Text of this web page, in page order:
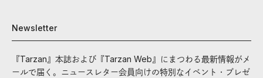
Newsletter
『Tarzan』本誌および『Tarzan Web』にまつわる最新情報がメ
ールで届く。ニュースレター会員向けの特別なイベント・プレゼ